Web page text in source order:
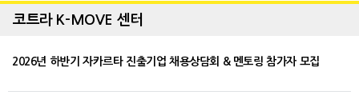
코트라 K-MOVE 센터
2026년 하반기 자카르타 진출기업 채용상담회 & 멘토링 참가자 모집